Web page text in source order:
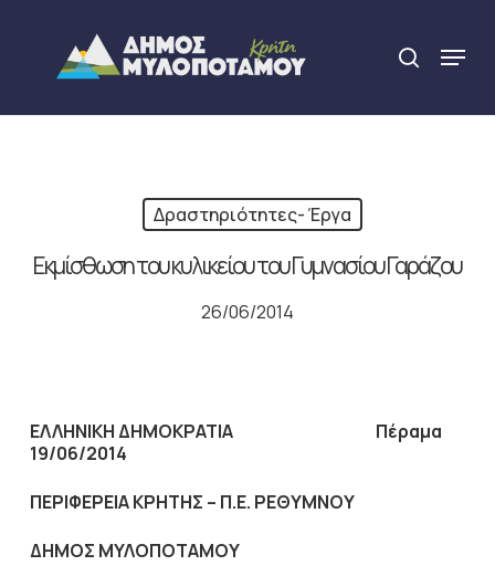
content
search
Menu
Δραστηριότητες- Έργα
Εκμίσθωση του κυλικείου του Γυμνασίου Γαράζου
26/06/2014
ΕΛΛΗΝΙΚΗ ΔΗΜΟΚΡΑΤΙΑ Πέραμα
19/06/2014
ΠΕΡΙΦΕΡΕΙΑ ΚΡΗΤΗΣ – Π.Ε. ΡΕΘΥΜΝΟΥ
ΔΗΜΟΣ ΜΥΛΟΠΟΤΑΜΟΥ
Close